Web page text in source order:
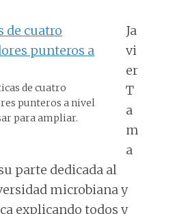
de cuatro
punteros a nivel
para ampliar.
Ja
vi
er
T
a
m
a
parte dedicada al
microbiana y
explicando todos y